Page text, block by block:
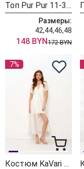
Топ Pur Pur 11-386-4
Размеры:
42,44,46,48
148 BYN172 BYN
7%
Костюм KaVari 8070-1 молочный